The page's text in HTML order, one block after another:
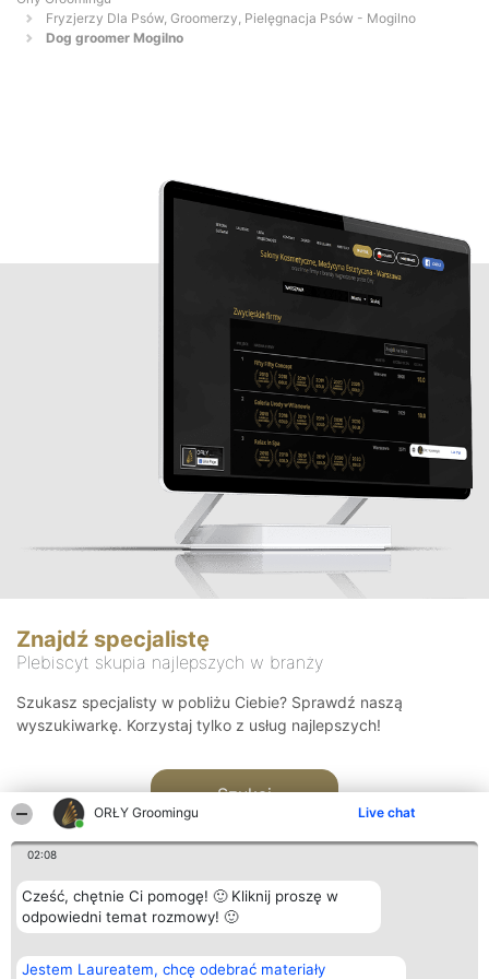
ORŁY Groomingu Live chat
02:08
Cześć, chętnie Ci pomogę! 🙂 Kliknij proszę w
odpowiedni temat rozmowy! 🙂
Jestem Laureatem, chcę odebrać materiały
Fryzjerzy Dla Psów, Groomerzy, Pielęgnacja Psów - Mogilno
Dog groomer Mogilno
Znajdź specjalistę
Plebiscyt skupia najlepszych w branży
Szukasz specjalisty w pobliżu Ciebie? Sprawdź naszą
wyszukiwarkę. Korzystaj tylko z usług najlepszych!
Szukaj
Organizator plebiscytu
Bright Side Solutions sp. z o.
Plebiscyt
Laureaci
Kontakt
Kontakt